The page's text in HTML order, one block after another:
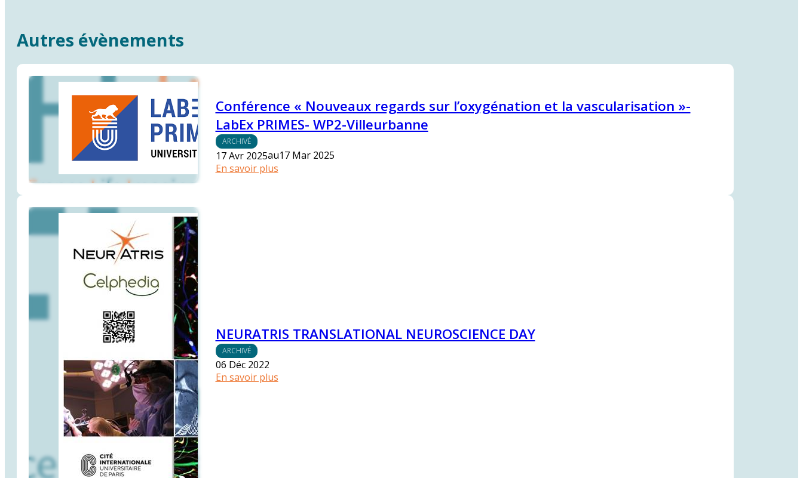
Autres évènements
Conférence « Nouveaux regards sur l’oxygénation et la vascularisation »-
LabEx PRIMES- WP2-Villeurbanne
ARCHIVÉ
17 Avr 2025au17 Mar 2025
En savoir plus
NEURATRIS TRANSLATIONAL NEUROSCIENCE DAY
ARCHIVÉ
06 Déc 2022
En savoir plus